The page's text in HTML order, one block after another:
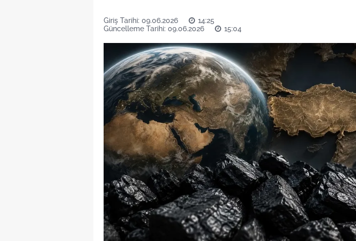
Giriş Tarihi: 09.06.2026
14:25
Güncelleme Tarihi: 09.06.2026
15:04